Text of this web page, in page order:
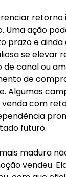
retorno
Uma ação
prazo e ainda
se elevar
canal ou
de
Algumas
com
futuro.
madura
vendeu.